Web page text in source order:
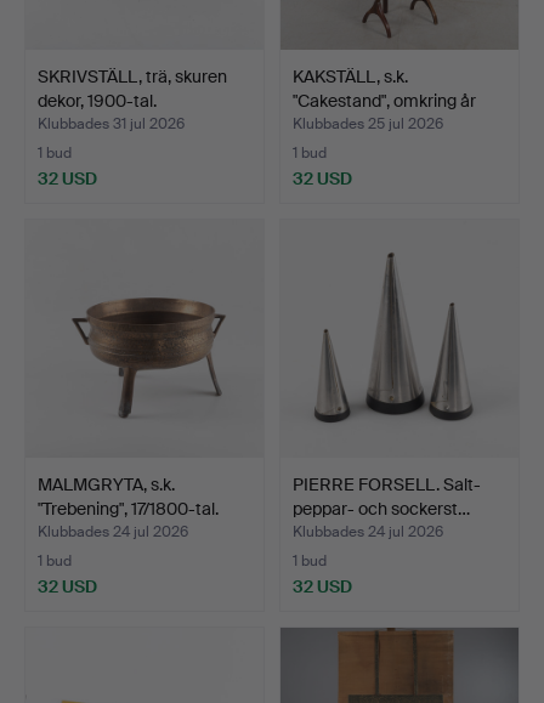
SKRIVSTÄLL, trä, skuren
dekor, 1900-tal.
Klubbades 31 jul 2026
1 bud
32 USD
KAKSTÄLL, s.k.
"Cakestand", omkring år
190…
Klubbades 25 jul 2026
1 bud
32 USD
MALMGRYTA, s.k.
"Trebening", 17/1800-tal.
Klubbades 24 jul 2026
1 bud
32 USD
PIERRE FORSELL. Salt-
peppar- och sockerst…
Klubbades 24 jul 2026
1 bud
32 USD